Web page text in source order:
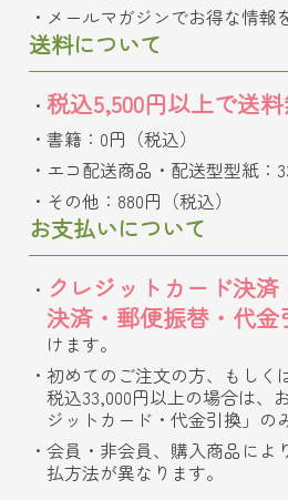
メールマガジンでお得な情報
送料について
税込5,500円以上で送
書籍：0円（税込）
エコ配送商品・配送型型紙：
その他：880円（税込）
お支払いについて
クレジットカード決
決済・郵便振替・代金
けます。
初めてのご注文の方、もしく
税込33,000円以上の場合は、
ジットカード・代金引換」の
会員・非会員、購入商品によ
払方法が異なります。